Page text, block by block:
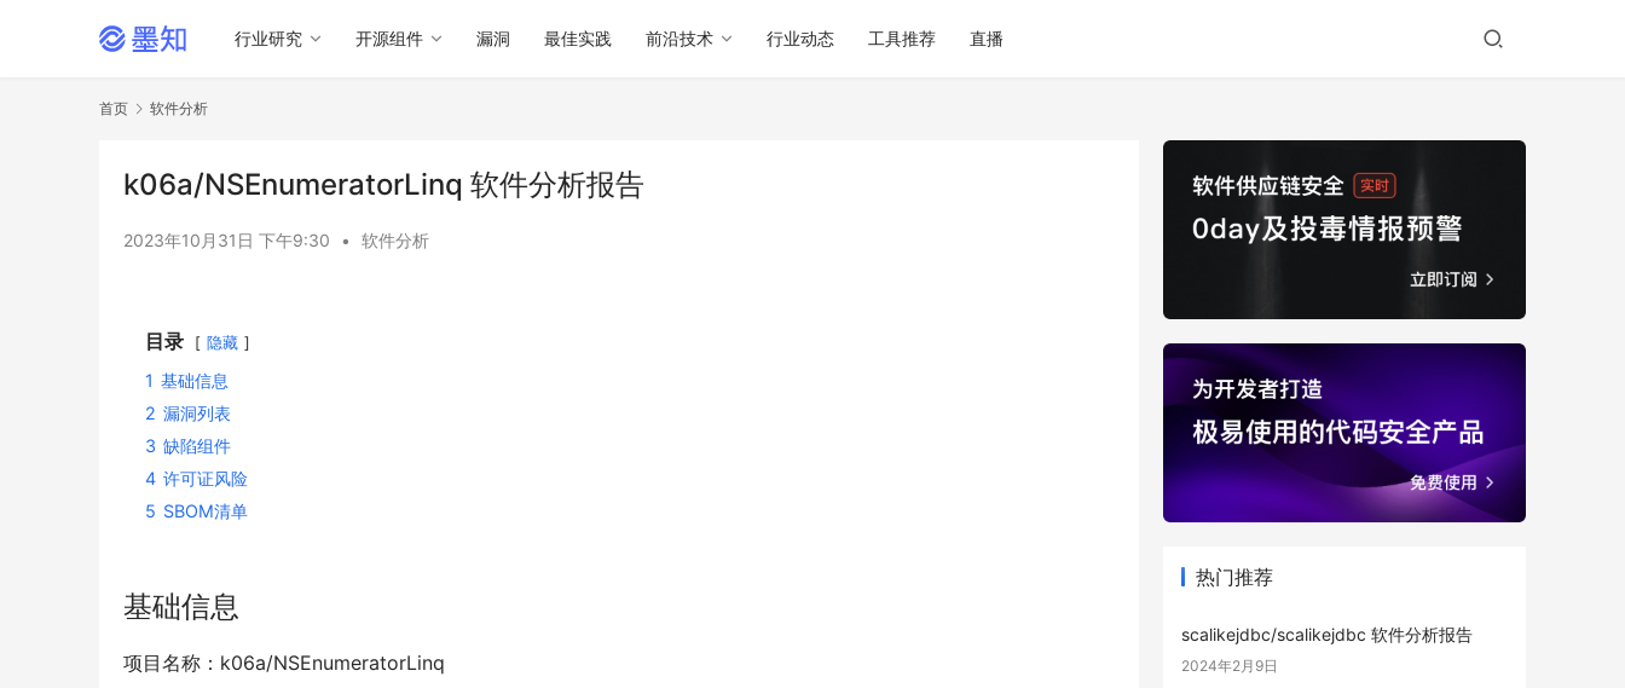
行业研究 开源组件 漏洞 最佳实践 前沿技术 行业动态 工具推荐 直播
首页 软件分析
k06a/NSEnumeratorLinq 软件分析报告
2023年10月31日 下午9:30 • 软件分析
目录 隐藏
1 基础信息
2 漏洞列表
3 缺陷组件
4 许可证风险
5 SBOM清单
基础信息
项目名称：k06a/NSEnumeratorLinq
热门推荐
scalikejdbc/scalikejdbc 软件分析报告
2024年2月9日